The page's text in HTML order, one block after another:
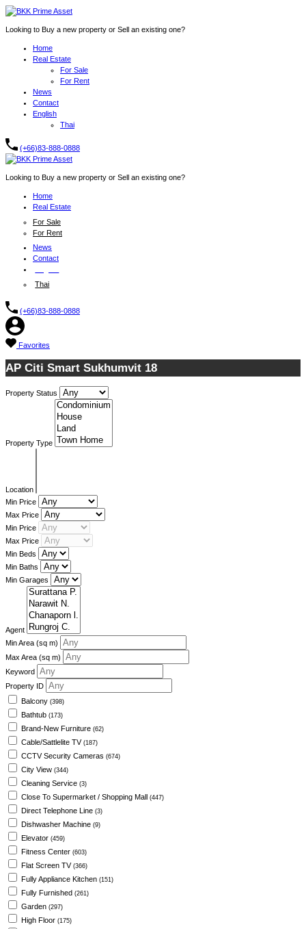
Looking to Buy a new property or Sell an existing one?
Home
Real Estate
For Sale
For Rent
News
Contact
English
Thai
(+66)83-888-0888
Looking to Buy a new property or Sell an existing one?
Home
Real Estate
For Sale
For Rent
News
Contact
Thai
(+66)83-888-0888
Favorites
AP Citi Smart Sukhumvit 18
Property Status
Property Type
Location
Min Price
Max Price
Min Price
Max Price
Min Beds
Min Baths
Min Garages
Agent
Min Area (sq m)
Max Area (sq m)
Keyword
Property ID
Balcony (398)
Bathtub (173)
Brand-New Furniture (62)
Cable/Sattlelite TV (187)
CCTV Security Cameras (674)
City View (344)
Cleaning Service (3)
Close To Supermarket / Shopping Mall (447)
Direct Telephone Line (3)
Dishwasher Machine (9)
Elevator (459)
Fitness Center (603)
Flat Screen TV (366)
Fully Appliance Kitchen (151)
Fully Furnished (261)
Garden (297)
High Floor (175)